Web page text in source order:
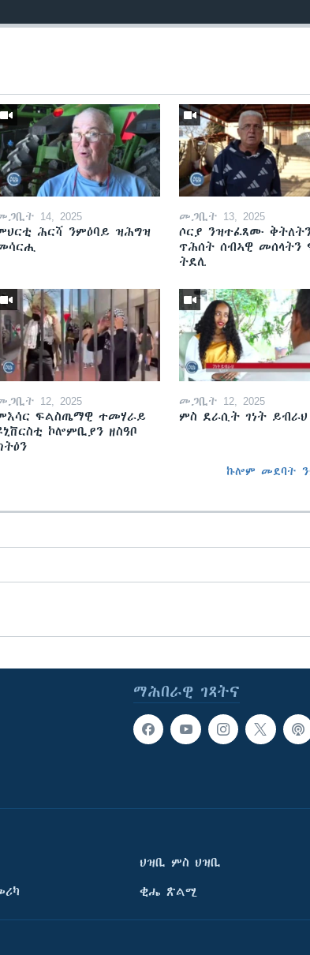
14, 2025
ሕርሻ ንምዕባይ ዝሕግዝ
መጋቢት 13, 2025
ሶርያ ንዝተፈጸሙ
ጥሕሰት ሰብኣዊ መሰላትን
ትደሊ
12, 2025
ፍልስጤማዊ ተመሃራይ
ኮሎምቢያን ዘስዓቦ
መጋቢት 12, 2025
ምስ ደራሲት ገነት ይብራህ
ኩሎም መደባት
ማሕበራዊ ገጻትና
ህዝቢ ምስ ህዝቢ
ቂሔ ጽልሚ